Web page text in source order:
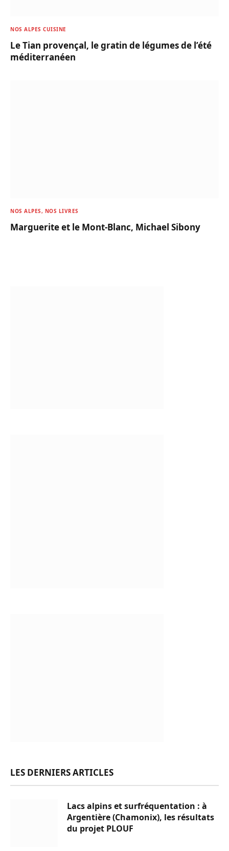
NOS ALPES CUISINE
Le Tian provençal, le gratin de légumes de l’été
méditerranéen
NOS ALPES, NOS LIVRES
Marguerite et le Mont-Blanc, Michael Sibony
LES DERNIERS ARTICLES
Lacs alpins et surfréquentation : à
Argentière (Chamonix), les résultats
du projet PLOUF